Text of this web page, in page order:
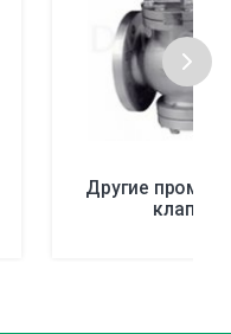
Другие
клапаны